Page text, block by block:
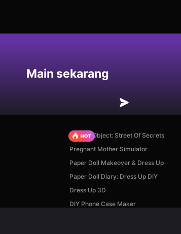
Main sekarang
Hidden Object: Street Of Secrets
Pregnant Mother Simulator
Paper Doll Makeover & Dress Up
Paper Doll Diary: Dress Up DIY
Dress Up 3D
DIY Phone Case Maker